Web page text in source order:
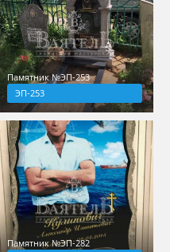
Памятник №ЭП-253
ЭП-253
Памятник №ЭП-282